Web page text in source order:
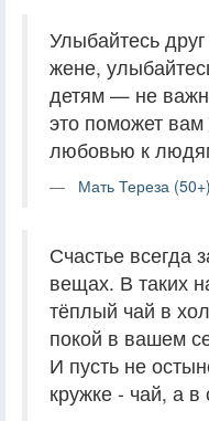
Улыбайтесь
жене,
детям — не
это поможет
любовью к
Мать Тереза (50+)
Счастье всегда
вещах. В таких
тёплый чай в
покой в вашем
И пусть не
кружке - чай, а